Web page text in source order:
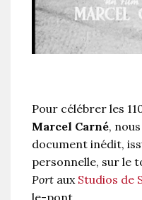
Pour célébrer les
Marcel Carné,
document inédit,
personnelle, sur le
Port aux Studios de